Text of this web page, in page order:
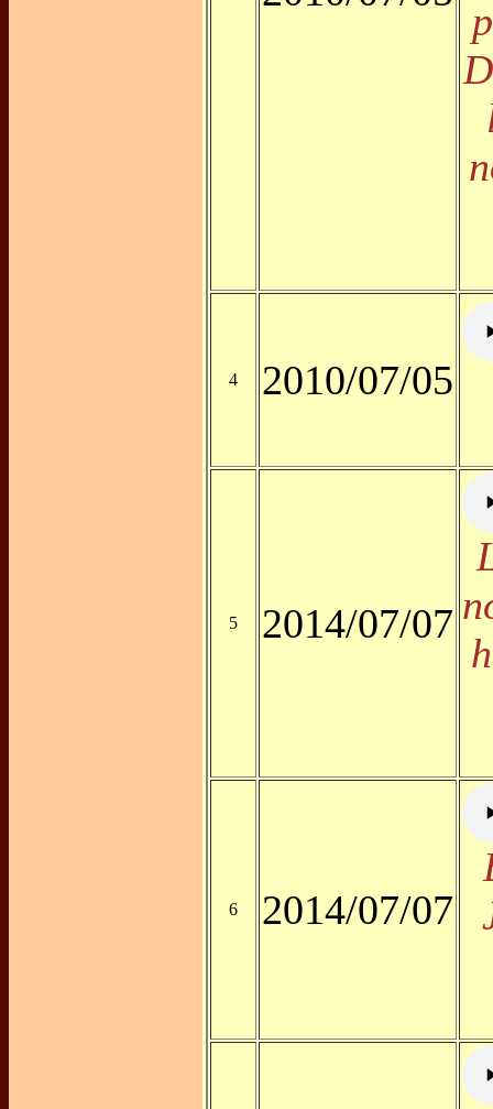
4 2010/07/05
5 2014/07/07
6 2014/07/07